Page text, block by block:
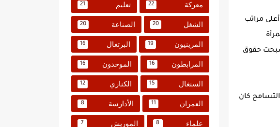
مراتب
حقوق
كان
معركة 22 تعليم 21
الشغل 20 الصناعة 20
المرينيون 19 البرتغال 16
المرابطون 16 الموحدون 16
السنغال 15 الكناري 12
العمران 11 الأدارسة 8
علماء 8 الموريش 7